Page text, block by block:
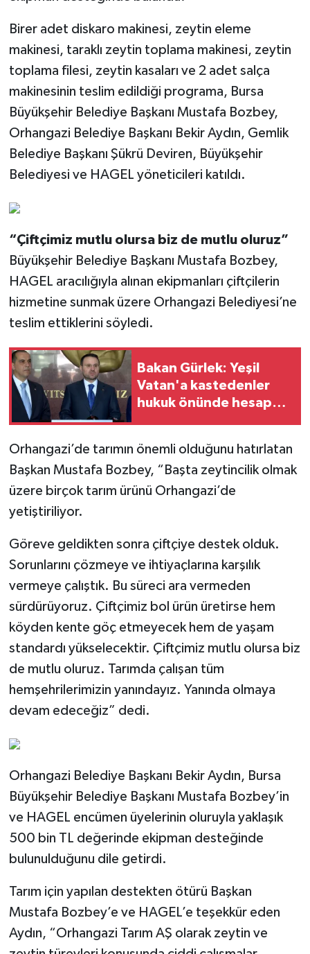
Birer adet diskaro makinesi, zeytin eleme
makinesi, taraklı zeytin toplama makinesi, zeytin
toplama filesi, zeytin kasaları ve 2 adet salça
makinesinin teslim edildiği programa, Bursa
Büyükşehir Belediye Başkanı Mustafa Bozbey,
Orhangazi Belediye Başkanı Bekir Aydın, Gemlik
Belediye Başkanı Şükrü Deviren, Büyükşehir
Belediyesi ve HAGEL yöneticileri katıldı.
“Çiftçimiz mutlu olursa biz de mutlu oluruz”
Büyükşehir Belediye Başkanı Mustafa Bozbey,
HAGEL aracılığıyla alınan ekipmanları çiftçilerin
hizmetine sunmak üzere Orhangazi Belediyesi’ne
teslim ettiklerini söyledi.
Bakan Gürlek: Yeşil
Vatan'a kastedenler
hukuk önünde hesap
Orhangazi’de tarımın önemli olduğunu hatırlatan
Başkan Mustafa Bozbey, “Başta zeytincilik olmak
üzere birçok tarım ürünü Orhangazi’de
yetiştiriliyor.
Göreve geldikten sonra çiftçiye destek olduk.
Sorunlarını çözmeye ve ihtiyaçlarına karşılık
vermeye çalıştık. Bu süreci ara vermeden
sürdürüyoruz. Çiftçimiz bol ürün üretirse hem
köyden kente göç etmeyecek hem de yaşam
standardı yükselecektir. Çiftçimiz mutlu olursa biz
de mutlu oluruz. Tarımda çalışan tüm
hemşehrilerimizin yanındayız. Yanında olmaya
devam edeceğiz” dedi.
Orhangazi Belediye Başkanı Bekir Aydın, Bursa
Büyükşehir Belediye Başkanı Mustafa Bozbey’in
ve HAGEL encümen üyelerinin oluruyla yaklaşık
500 bin TL değerinde ekipman desteğinde
bulunulduğunu dile getirdi.
Tarım için yapılan destekten ötürü Başkan
Mustafa Bozbey’e ve HAGEL’e teşekkür eden
Aydın, “Orhangazi Tarım AŞ olarak zeytin ve